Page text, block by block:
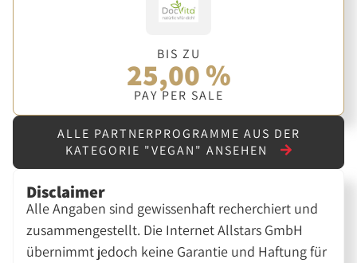
BIS ZU
25,00 %
PAY PER SALE
ALLE PARTNERPROGRAMME AUS DER
KATEGORIE "VEGAN" ANSEHEN
Disclaimer
Alle Angaben sind gewissenhaft recherchiert und
zusammengestellt. Die Internet Allstars GmbH
übernimmt jedoch keine Garantie und Haftung für